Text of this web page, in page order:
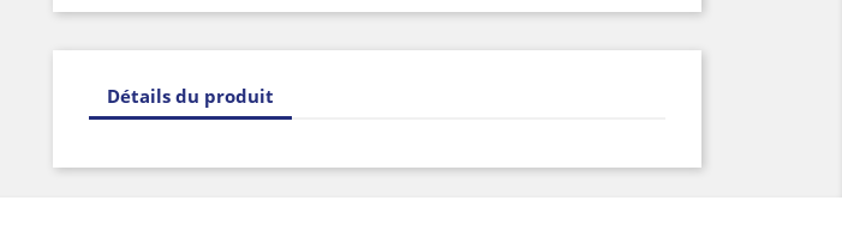
Détails du produit